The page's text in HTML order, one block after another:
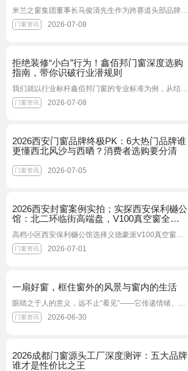
米兰之窗集团董事长马俊清先生作为跨赛道头部品牌代表受邀出席，与来自高端定制、成品家具、电器、供应链等领域的数十位行业巨擘，共同探讨高端家居的生态协同发展之路
门窗资讯 2026-07-08
拒绝装修“小白”行为！鑫佰邦门窗深度选购
指南，带你识破行业潜规则
我们就以行业标杆鑫佰邦门窗的专业标准为例，从结构硬核度、功能适配度、风格统一性以及服务闭环四个维度，为您深度剖析如何选对门窗，避开那些隐形的“坑”
门窗资讯 2026-07-08
2026西安门窗品牌终极PK：6大热门品牌谁
更懂西北风沙与西晒？消费者选购要分清
门窗资讯 2026-07-05
2026西安封窗案例实拍；实探西安保利樾公
馆：北二环临街高端盘，V100真空窗全屋
高档小区西安保利樾公馆选择义德豪派V100真空窗，1580元/㎡全包，15年质保写入合同，封窗后实测室内夜间噪音从52dB降至35dB左右
门窗资讯 2026-07-01
一扇好窗，框住窗外的风景与窗内的生活
眼睛之于人的意义，远不止“看见”——它传递情绪、表达态度、连接内外。门窗之于家，亦是如此。它从来不只是遮风挡雨的屏障，更是空间美学的灵魂、生活方式的出口
门窗资讯 2026-06-30
2026成都门窗源头工厂深度测评：五大品牌
谁才是性价比之王